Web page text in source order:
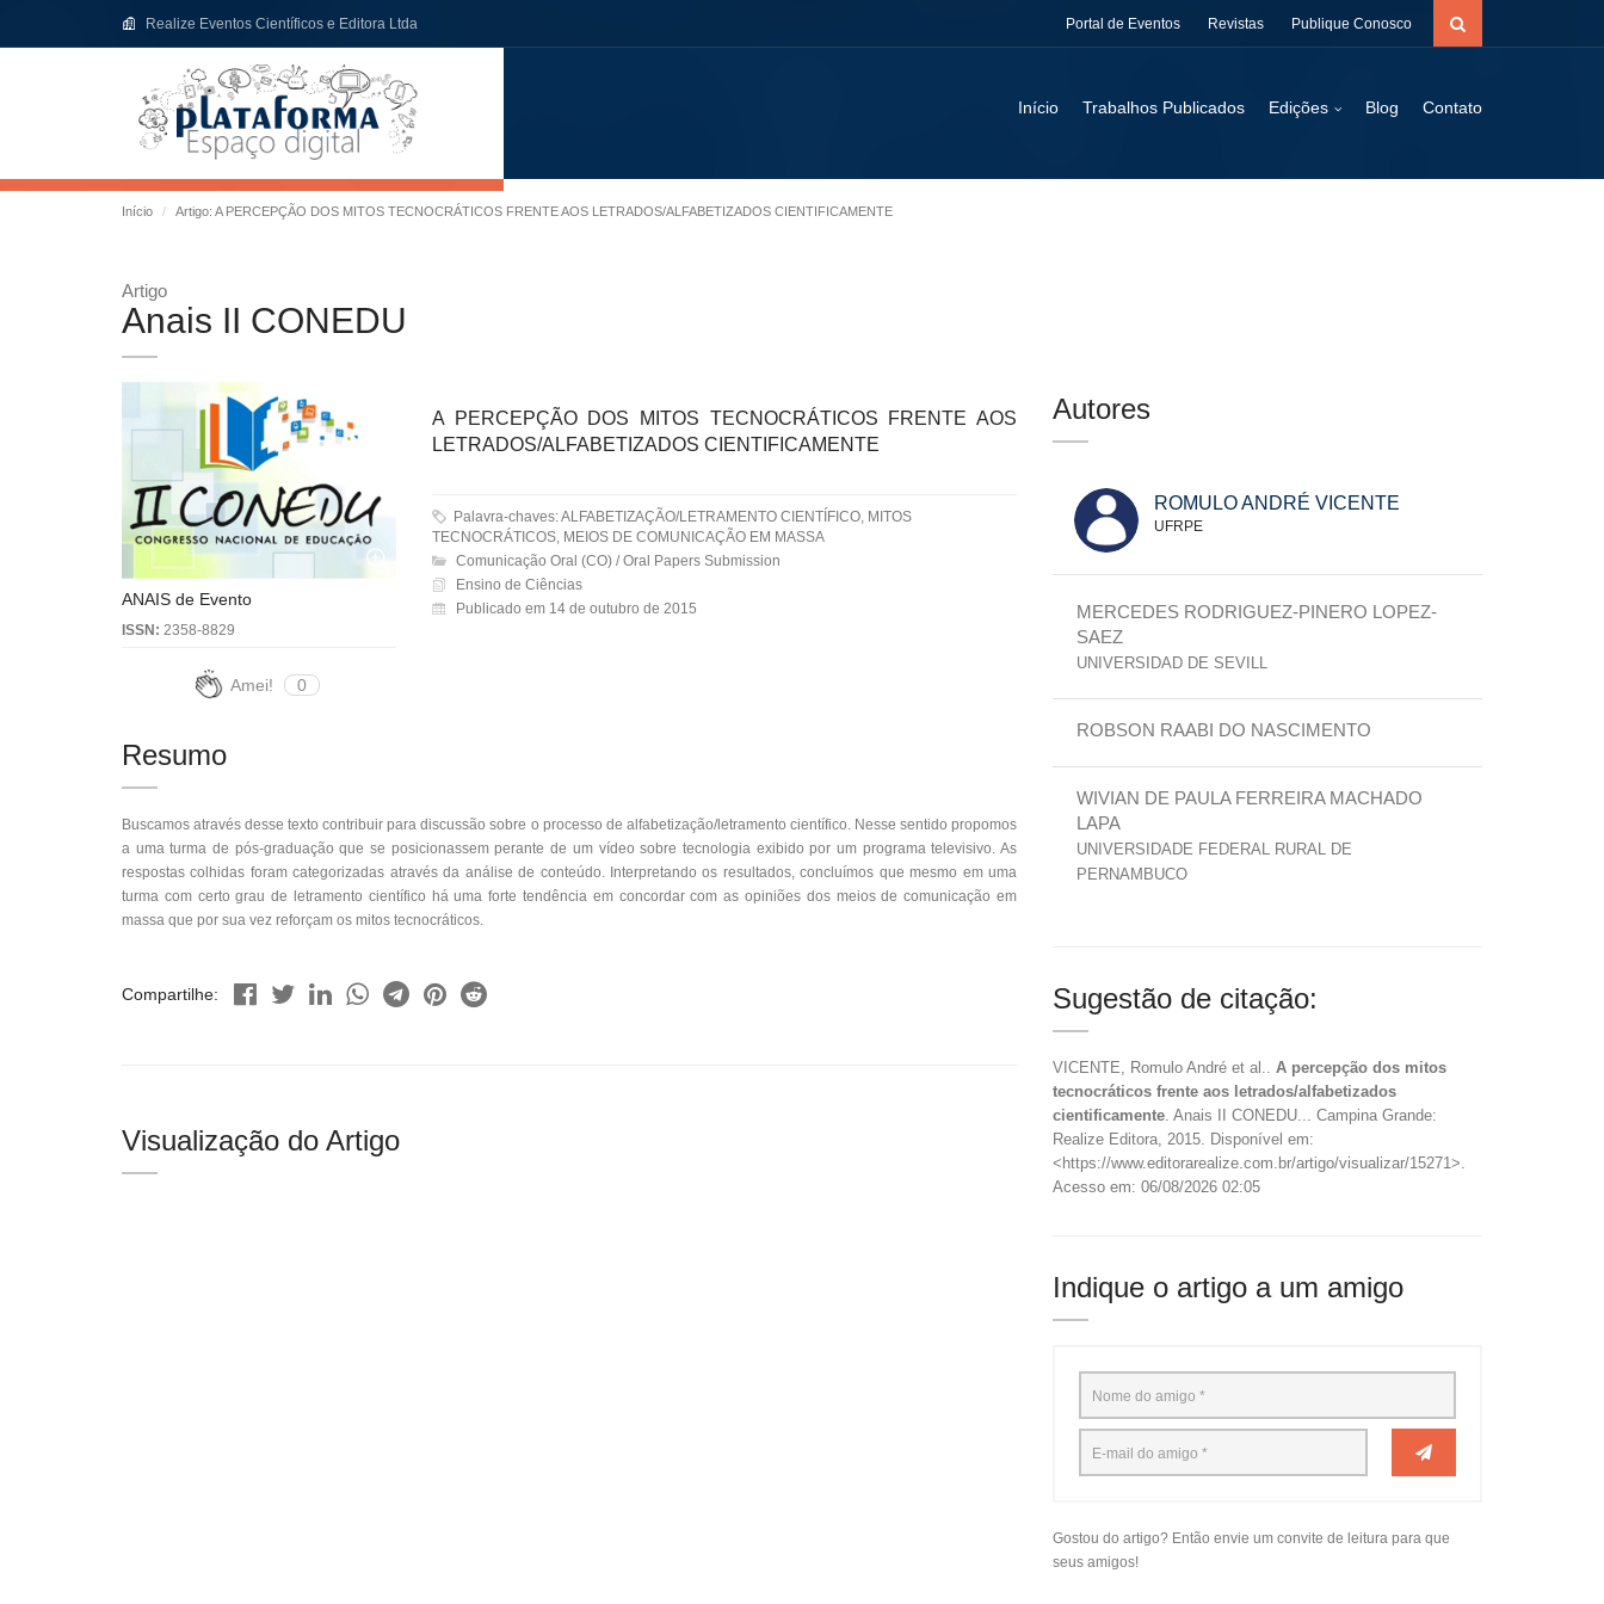
Realize Eventos Científicos e Editora Ltda Portal de Eventos Revistas Publique Conosco
Início Trabalhos Publicados Edições Blog Contato
Início Artigo: A PERCEPÇÃO DOS MITOS TECNOCRÁTICOS FRENTE AOS LETRADOS/ALFABETIZADOS CIENTIFICAMENTE
Artigo
Anais II CONEDU
ANAIS de Evento
ISSN: 2358-8829
Amei! 0
A PERCEPÇÃO DOS MITOS TECNOCRÁTICOS FRENTE AOS
LETRADOS/ALFABETIZADOS CIENTIFICAMENTE
Palavra-chaves: ALFABETIZAÇÃO/LETRAMENTO CIENTÍFICO, MITOS
TECNOCRÁTICOS, MEIOS DE COMUNICAÇÃO EM MASSA
Comunicação Oral (CO) / Oral Papers Submission
Ensino de Ciências
Publicado em 14 de outubro de 2015
Resumo
Buscamos através desse texto contribuir para discussão sobre o processo de alfabetização/letramento científico. Nesse sentido propomos
a uma turma de pós-graduação que se posicionassem perante de um vídeo sobre tecnologia exibido por um programa televisivo. As
respostas colhidas foram categorizadas através da análise de conteúdo. Interpretando os resultados, concluímos que mesmo em uma
turma com certo grau de letramento científico há uma forte tendência em concordar com as opiniões dos meios de comunicação em
massa que por sua vez reforçam os mitos tecnocráticos.
Compartilhe:
Visualização do Artigo
Autores
ROMULO ANDRÉ VICENTE
UFRPE
MERCEDES RODRIGUEZ-PINERO LOPEZ-
SAEZ
UNIVERSIDAD DE SEVILL
ROBSON RAABI DO NASCIMENTO
WIVIAN DE PAULA FERREIRA MACHADO
LAPA
UNIVERSIDADE FEDERAL RURAL DE
PERNAMBUCO
Sugestão de citação:
VICENTE, Romulo André et al.. A percepção dos mitos
tecnocráticos frente aos letrados/alfabetizados
cientificamente. Anais II CONEDU... Campina Grande:
Realize Editora, 2015. Disponível em:
<https://www.editorarealize.com.br/artigo/visualizar/15271>.
Acesso em: 06/08/2026 02:05
Indique o artigo a um amigo
Gostou do artigo? Então envie um convite de leitura para que
seus amigos!